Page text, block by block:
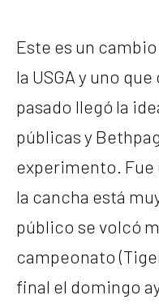
Este es un
la USGA y uno
pasado llegó la
públicas y
experimento.
la cancha está
público se volcó
campeonato
final el domingo